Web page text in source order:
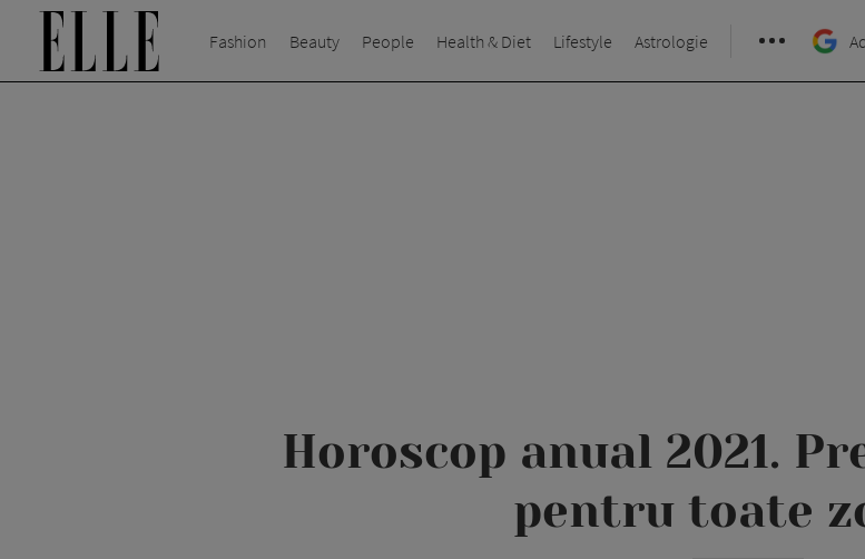
Fashion Beauty People Health & Diet Lifestyle Astrologie
Horoscop anual 2021.
pentru toate